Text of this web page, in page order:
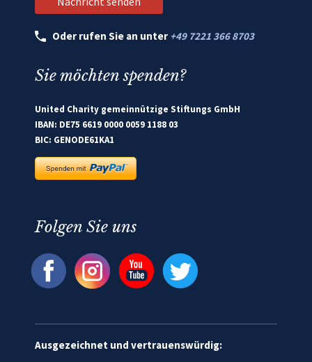
Oder rufen Sie an unter +49 7221 366 8703
Sie möchten spenden?
United Charity gemeinnützige Stiftungs GmbH
IBAN: DE75 6619 0000 0059 1188 03
BIC: GENODE61KA1
Folgen Sie uns
Ausgezeichnet und vertrauenswürdig: